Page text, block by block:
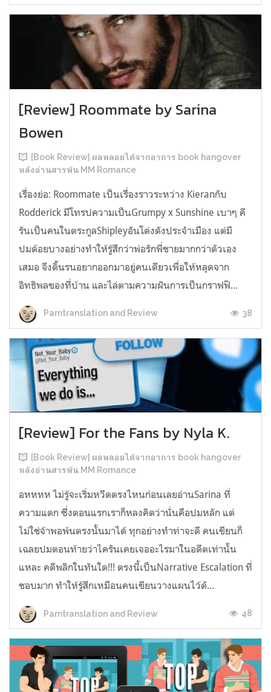
[Review] Roommate by Sarina
Bowen
[Book Review] ผลพลอยได้จากอาการ book hangover
หลังอ่านสารพัน MM Romance
เรื่องย่อ: Roommate เป็นเรื่องราวระหว่าง Kieranกับ
Rodderick มีโทรปความเป็นGrumpy x Sunshine เบาๆ คี
รันเป็นคนในตระกูลShipleyอันโด่งดังประจำเมือง แต่มี
ปมด้อยบางอย่างทำให้รู้สึกว่าพ่อรักพี่ชายมากกว่าตัวเอง
เสมอ จึงดิ้นรนอยากออกมาอยู่คนเดียวเพื่อให้หลุดจาก
อิทธิพลของที่บ้าน และไล่ตามความฝันการเป็นกราฟฟิ...
Parntranslation and Review 38
[Review] For the Fans by Nyla K.
[Book Review] ผลพลอยได้จากอาการ book hangover
หลังอ่านสารพัน MM Romance
อหหหห ไม่รู้จะเริ่มหวีดตรงไหนก่อนเลยอ่านSarina ที่
ความแตก ซึ่งตอนแรกเราก็หลงคิดว่านั่นคือปมหลัก แต่
ไม่ใช่จ้าพอพ้นตรงนั้นมาได้ ทุกอย่างทำท่าจะดี คนเขียนก็
เฉลยปมตอนท้ายว่าไครันเคยเจออะไรมาในอดีตเท่านั้น
แหละ คดีพลิกในทันใด!!! ตรงนี้เป็นNarrative Escalation ที่
ชอบมาก ทำให้รู้สึกเหมือนคนเขียนวางแผนไว้ตั...
Parntranslation and Review 48